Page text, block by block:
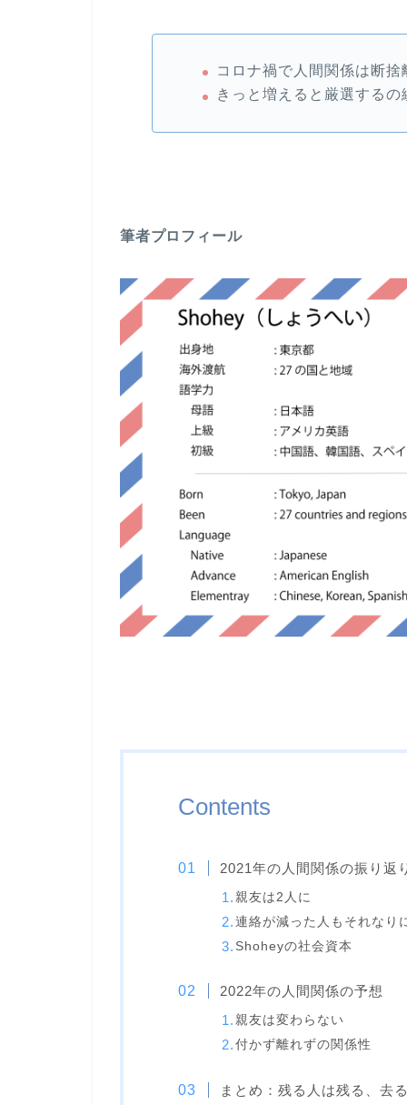
コロナ禍で人間関係は断捨
きっと増えると厳選するの
筆者プロフィール
Contents
2021年の人間関係の振り返
親友は2人に
連絡が減った人もそれなり
Shoheyの社会資本
2022年の人間関係の予想
親友は変わらない
付かず離れずの関係性
まとめ：残る人は残る、去